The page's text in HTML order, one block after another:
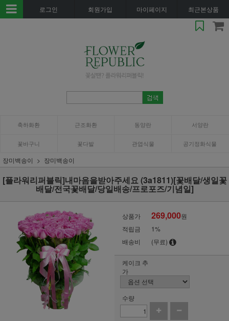
로그인 회원가입 마이페이지 최근본상품
축하화환 근조화환 동양란 서양란
꽃바구니 꽃다발 관엽식물 공기정화식물
장미백송이 장미백송이
[플라워리퍼블릭]내마음을받아주세요 (3a1811)[꽃배달/생일꽃
배달/전국꽃배달/당일배송/프로포즈/기념일]
상품가 269,000원
적립금
1%
배송비
(무료)
케이크 추
가
수량